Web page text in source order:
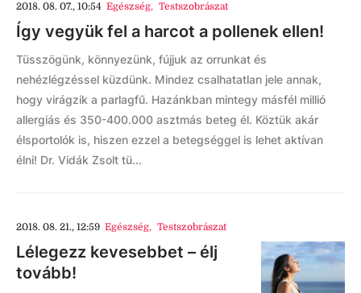
2018. 08. 07., 10:54 Egészség, Testszobrászat
Így vegyük fel a harcot a pollenek ellen!
Tüsszögünk, könnyezünk, fújjuk az orrunkat és
nehézlégzéssel küzdünk. Mindez csalhatatlan jele annak,
hogy virágzik a parlagfű. Hazánkban mintegy másfél millió
allergiás és 350-400.000 asztmás beteg él. Köztük akár
élsportolók is, hiszen ezzel a betegséggel is lehet aktívan
élni! Dr. Vidák Zsolt tü...
2018. 08. 21., 12:59 Egészség, Testszobrászat
Lélegezz kevesebbet – élj
tovább!